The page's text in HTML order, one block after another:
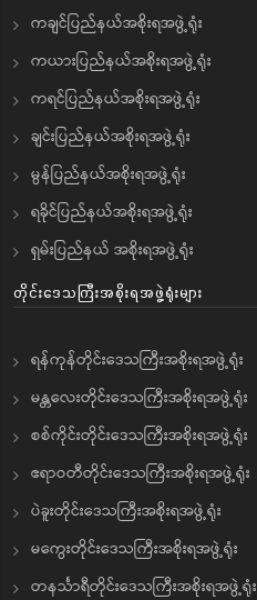
ကချင်ပြည်နယ်အစိုးရအဖွဲ့ရုံး
ကယားပြည်နယ်အစိုးရအဖွဲ့ရုံး
ကရင်ပြည်နယ်အစိုးရအဖွဲ့ရုံး
ချင်းပြည်နယ်အစိုးရအဖွဲ့ရုံး
မွန်ပြည်နယ်အစိုးရအဖွဲ့ရုံး
ရခိုင်ပြည်နယ်အစိုးရအဖွဲ့ရုံး
ရှမ်းပြည်နယ် အစိုးရအဖွဲ့ရုံး
တိုင်းဒေသကြီးအစိုးရအဖွဲ့ရုံးများ
ရန်ကုန်တိုင်းဒေသကြီးအစိုးရအဖွဲ့ရုံး
မန္တလေးတိုင်းဒေသကြီးအစိုးရအဖွဲ့ရုံး
စစ်ကိုင်းတိုင်းဒေသကြီးအစိုးရအဖွဲ့ရုံး
ဧရာဝတီတိုင်းဒေသကြီးအစိုးရအဖွဲ့ရုံး
ပဲခူးတိုင်းဒေသကြီးအစိုးရအဖွဲ့ရုံး
မကွေးတိုင်းဒေသကြီးအစိုးရအဖွဲ့ရုံး
တနင်္သာရီတိုင်းဒေသကြီးအစိုးရအဖွဲ့ရုံး